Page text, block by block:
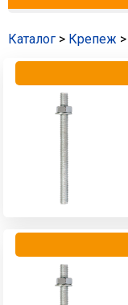
Каталог > Крепеж >